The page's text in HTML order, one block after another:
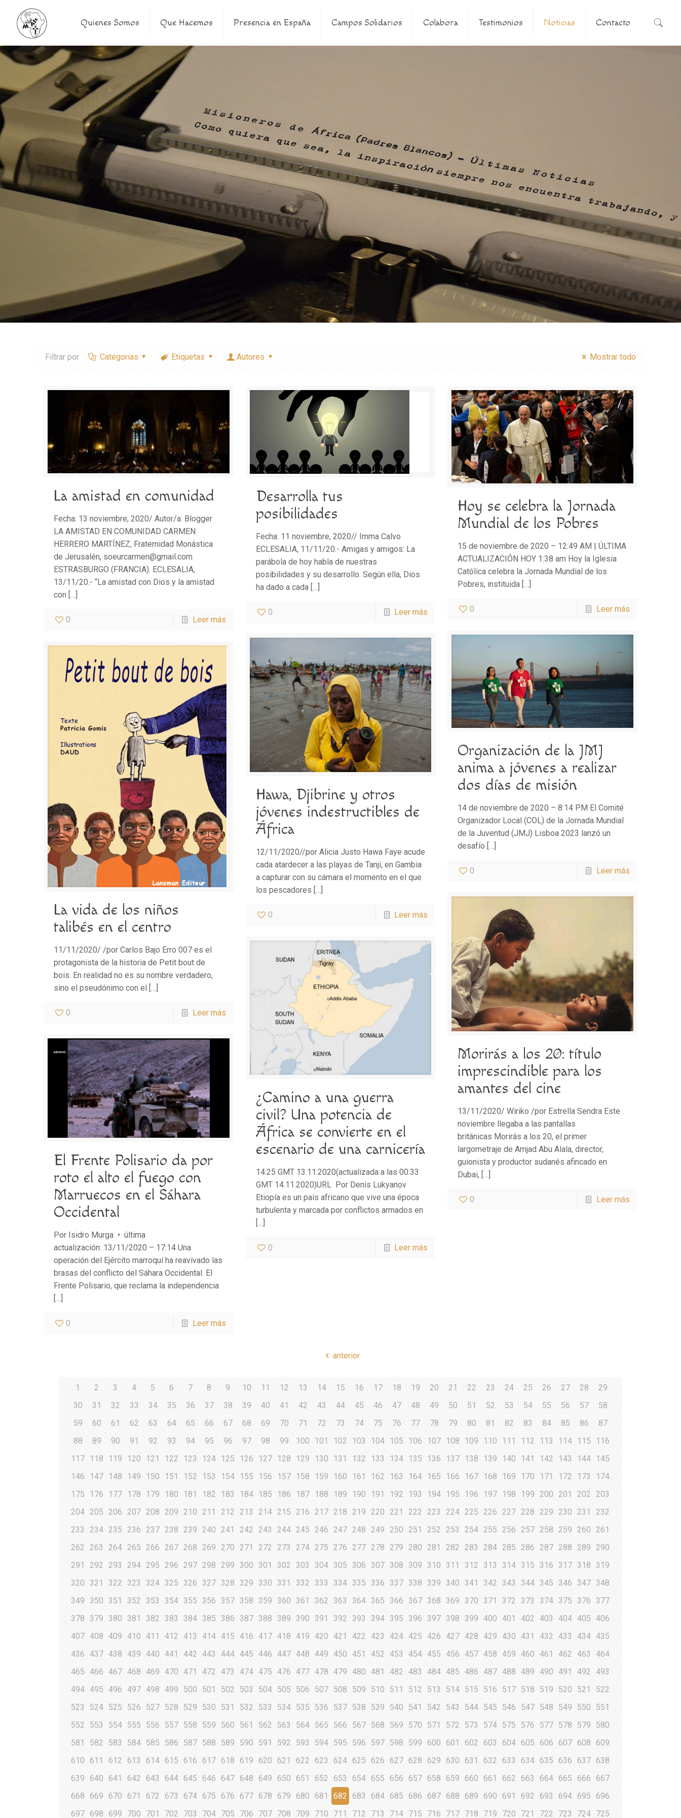
Quienes Somos Que Hacemos Presencia en España Campos Solidarios Colabora Testimonios Noticias Contacto
Filtrar por Categorias Etiquetas Autores Mostrar todo
La amistad en comunidad
Fecha: 13 noviembre, 2020/ Autor/a: Blogger
LA AMISTAD EN COMUNIDAD CARMEN
HERRERO MARTÍNEZ, Fraternidad Monástica
de Jerusalén, soeurcarmen@gmail.com
ESTRASBURGO (FRANCIA). ECLESALIA,
13/11/20.- “La amistad con Dios y la amistad
con […]
0 Leer más
Desarrolla tus
posibilidades
Fecha: 11 noviembre, 2020// Imma Calvo
ECLESALIA, 11/11/20.- Amigas y amigos: La
parábola de hoy habla de nuestras
posibilidades y su desarrollo. Según ella, Dios
ha dado a cada[…]
0 Leer más
Hoy se celebra la Jornada
Mundial de los Pobres
15 de noviembre de 2020 – 12:49 AM | ÚLTIMA
ACTUALIZACIÓN HOY 1:38 am Hoy la Iglesia
Católica celebra la Jornada Mundial de los
Pobres, instituida […]
0 Leer más
Organización de la JMJ
anima a jóvenes a realizar
dos días de misión
14 de noviembre de 2020 – 8:14 PM El Comité
Organizador Local (COL) de la Jornada Mundial
de la Juventud (JMJ) Lisboa 2023 lanzó un
desafío […]
0 Leer más
Hawa, Djibrine y otros
jóvenes indestructibles de
África
12/11/2020//por Alicia Justo Hawa Faye acude
cada atardecer a las playas de Tanji, en Gambia
a capturar con su cámara el momento en el que
los pescadores […]
0 Leer más
La vida de los niños
talibés en el centro
11/11/2020/ /por Carlos Bajo Erro 007 es el
protagonista de la historia de Petit bout de
bois. En realidad no es su nombre verdadero,
sino el pseudónimo con el
[…]
0 Leer más
Morirás a los 20: título
imprescindible para los
amantes del cine
13/11/2020/ Wiriko /por Estrella Sendra Este
noviembre llegaba a las pantallas
británicas Morirás a los 20, el primer
largometraje de Amjad Abu Alala, director,
guionista y productor sudanés afincado en
Dubai, […]
0 Leer más
¿Camino a una guerra
civil? Una potencia de
África se convierte en el
escenario de una carnicería
14:25 GMT 13.11.2020(actualizada a las 00:33
GMT 14.11.2020)URL Por Denis Lukyanov
Etiopía es un país africano que vive una época
turbulenta y marcada por conflictos armados en
[…]
0 Leer más
El Frente Polisario da por
roto el alto el fuego con
Marruecos en el Sáhara
Occidental
Por Isidro Murga • última
actualización: 13/11/2020 – 17:14 Una
operación del Ejército marroquí ha reavivado las
brasas del conflicto del Sáhara Occidental. El
Frente Polisario, que reclama la independencia
[…]
0 Leer más
anterior
1 2 3 4 5 6 7 8 9 10 11 12 13 14 15 16 17 18 19 20 21 22 23 24 25 26 27 28
29
30
31 32 33 34 35 36 37 38 39 40 41 42 43 44 45 46 47 48 49 50 51 52 53 54 55 56 57
58
59
60 61 62 63 64 65 66 67 68 69 70 71 72 73 74 75 76 77 78 79 80 81 82 83 84 85 86
87
88
89 90 91 92 93 94 95 96 97 98 99 100 101 102 103 104 105 106 107 108 109 110 111 112 113 114 115
116
117 118 119 120 121 122 123 124 125 126 127 128 129 130 131 132 133 134 135 136 137 138 139 140 141 142 143 144 145
146
147 148 149 150 151 152 153 154 155 156 157 158 159 160 161 162 163 164 165 166 167 168 169 170 171 172 173
174
175
176 177 178 179 180 181 182 183 184 185 186 187 188 189 190 191 192 193 194 195 196 197 198 199 200 201 202
203
204 205 206 207 208 209 210 211 212 213 214 215 216 217 218 219 220 221 222 223 224 225 226 227 228 229 230 231
232
233
234 235 236 237 238 239 240 241 242 243 244 245 246 247 248 249 250 251 252 253 254 255 256 257 258 259 260
261
262
263 264 265 266 267 268 269 270 271 272 273 274 275 276 277 278 279 280 281 282 283 284 285 286 287 288 289
290
291
292 293 294 295 296 297 298 299 300 301 302 303 304 305 306 307 308 309 310 311 312 313 314 315 316 317 318
319
320
321 322 323 324 325 326 327 328 329 330 331 332 333 334 335 336 337 338 339 340 341 342 343 344 345 346 347 348
349
350 351 352 353 354 355 356 357 358 359 360 361 362 363 364 365 366 367 368 369 370 371 372 373 374 375 376
377
378
379 380 381 382 383 384 385 386 387 388 389 390 391 392 393 394 395 396 397 398 399 400 401 402 403 404 405
406
407 408 409 410 411 412 413 414 415 416 417 418 419 420 421 422 423 424 425 426 427 428 429 430 431 432 433 434 435
436
437 438 439 440 441 442 443 444 445 446 447 448 449 450 451 452 453 454 455 456 457 458 459 460 461 462 463
464
465
466 467 468 469 470 471 472 473 474 475 476 477 478 479 480 481 482 483 484 485 486 487 488 489 490 491 492
493
494 495 496 497 498 499 500 501 502 503 504 505 506 507 508 509 510 511 512 513 514 515 516 517 518 519 520 521
522
523
524 525 526 527 528 529 530 531 532 533 534 535 536 537 538 539 540 541 542 543 544 545 546 547 548 549 550
551
552
553 554 555 556 557 558 559 560 561 562 563 564 565 566 567 568 569 570 571 572 573 574 575 576 577 578 579
580
581
582 583 584 585 586 587 588 589 590 591 592 593 594 595 596 597 598 599 600 601 602 603 604 605 606 607 608
609
610
611 612 613 614 615 616 617 618 619 620 621 622 623 624 625 626 627 628 629 630 631 632 633 634 635 636 637 638
639
640 641 642 643 644 645 646 647 648 649 650 651 652 653 654 655 656 657 658 659 660 661 662 663 664 665 666
667
668
669 670 671 672 673 674 675 676 677 678 679 680 681 682 683 684 685 686 687 688 689 690 691 692 693 694 695
696
697 698 699 700 701 702 703 704 705 706 707 708 709 710 711 712 713 714 715 716 717 718 719 720 721 722 723 724 725